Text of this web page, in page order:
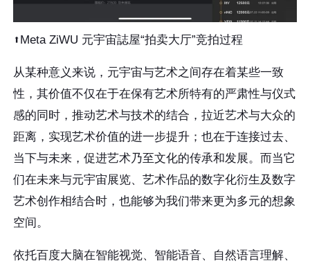
⬆️Meta ZiWU 元宇宙誌屋“拍卖大厅”竞拍过程
从某种意义来说，元宇宙与艺术之间存在着某些一致
性，其价值不仅在于在保有艺术所特有的严肃性与仪式
感的同时，推动艺术与技术的结合，拉近艺术与大众的
距离，实现艺术价值的进一步提升；也在于连接过去、
当下与未来，促进艺术乃至文化的传承和发展。而当它
们在未来与元宇宙展览、艺术作品的数字化衍生及数字
艺术创作相结合时，也能够为我们带来更为多元的想象
空间。
依托百度大脑在智能视觉、智能语音、自然语言理解、